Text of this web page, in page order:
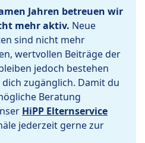
Jahren betreuen wir
mehr aktiv. Neue
sind nicht mehr
wertvollen Beiträge der
jedoch bestehen
zugänglich. Damit du
Beratung
HiPP Elternservice
jederzeit gerne zur